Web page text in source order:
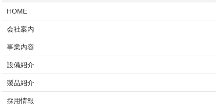
HOME
会社案内
事業内容
設備紹介
製品紹介
採用情報